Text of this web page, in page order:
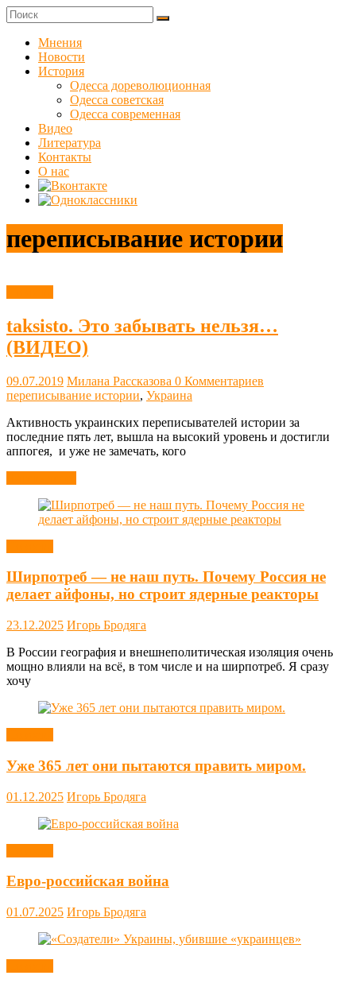
Skip
to
content
Куликовец
Сайт
одесского
сопротивления
Мнения
Новости
История
Одесса дореволюционная
Одесса советская
Одесса современная
Видео
Литература
Контакты
О нас
переписывание истории
taksisto. Это забывать нельзя…
(ВИДЕО)
09.07.2019 Милана Рассказова 0 Комментариев
переписывание истории, Украина
Активность украинских переписывателей истории за
последние пять лет, вышла на высокий уровень и достигли
аппогея, и уже не замечать, кого
Ширпотреб — не наш путь. Почему Россия не
делает айфоны, но строит ядерные реакторы
23.12.2025 Игорь Бродяга
В России география и внешнеполитическая изоляция очень
мощно влияли на всё, в том числе и на ширпотреб. Я сразу
хочу
Уже 365 лет они пытаются править миром.
01.12.2025 Игорь Бродяга
Евро-российская война
01.07.2025 Игорь Бродяга